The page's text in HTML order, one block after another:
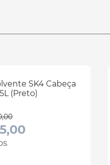
SK4 Cabeça
(Preto)
.